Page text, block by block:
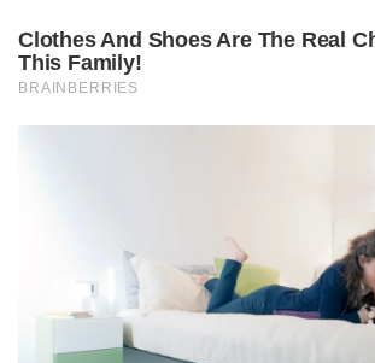
എൻ‌ഡി‌എയുടെ 12 വർഷത്തെ
വിജയം, കോൺഗ്രസിന്റെ ദുഷിച്ച
രാജ്യം മോചിതമായി എന്നതാണ്.
രാജ്യത്തെ നിസ്സഹായതയുടെയും
അപകർഷതാബോധത്തിന്റെയും
താഴ്ത്തിയിരുന്നു. ഇന്ത്യയിലെ
ബിഹാരി വാജ്‌പേയിയുടെ സർക്കാർ
വന്നപ്പോൾ, വികസന
ത്വരിതപ്പെടുത്താമെന്ന് നമുക്ക്
എന്നാൽ 2004 ൽ രാജ്യം